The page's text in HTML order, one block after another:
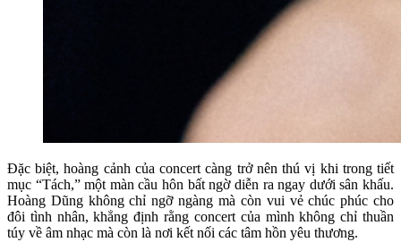
Đặc biệt, hoàng cảnh của concert càng trở nên thú vị khi trong tiết
mục “Tách,” một màn cầu hôn bất ngờ diễn ra ngay dưới sân khấu.
Hoàng Dũng không chỉ ngỡ ngàng mà còn vui vẻ chúc phúc cho
đôi tình nhân, khẳng định rằng concert của mình không chỉ thuần
túy về âm nhạc mà còn là nơi kết nối các tâm hồn yêu thương.